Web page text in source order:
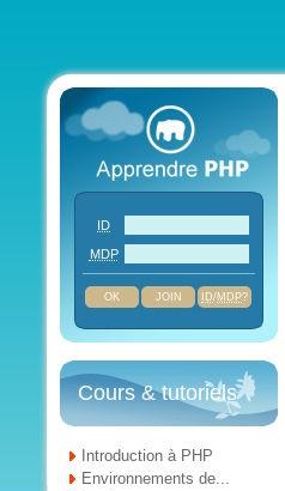
ID
MDP
JOIN ID/MDP?
Cours & tutoriels
Introduction à PHP
Environnements de...